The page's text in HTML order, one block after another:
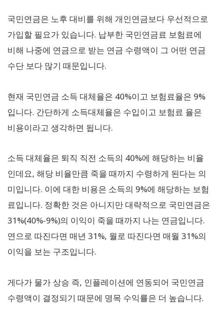
국민연금은 노후 대비를 위해 개인연금보다 우선적으로
가입할 필요가 있습니다. 납부한 국민연금료 보험료에
비해 나중에 연금으로 받는 연금 수령액이 그 어떤 연금
수단 보다 많기 때문입니다.
현재 국민연금 소득 대체율은 40%이고 보험료율은 9%
입니다. 간단하게 소득대체율은 수입이고 보험료 율은
비용이라고 생각하면 됩니다.
소득 대체율은 퇴직 직전 소득의 40%에 해당하는 비율
인데요, 해당 비율만큼 죽을 때까지 수령하게 된다는 의
미입니다. 이에 대한 비용은 소득의 9%에 해당하는 보험
료입니다. 정확한 것은 아니지만 대략적으로 국민연금은
31%(40%-9%)의 이익이 죽을 때까지 나는 연금입니다.
연으로 따진다면 매년 31%, 월로 따진다면 매월 31%의
이익을 보는 구조입니다.
게다가 물가 상승 즉, 인플레이션에 연동되어 국민연금
수령액이 결정되기 때문에 명목 수익률은 더 높습니다.